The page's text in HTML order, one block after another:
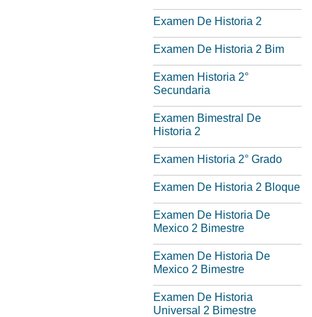
Examen De Historia 2
Examen De Historia 2 Bim
Examen Historia 2°
Secundaria
Examen Bimestral De
Historia 2
Examen Historia 2° Grado
Examen De Historia 2 Bloque
Examen De Historia De
Mexico 2 Bimestre
Examen De Historia De
Mexico 2 Bimestre
Examen De Historia
Universal 2 Bimestre